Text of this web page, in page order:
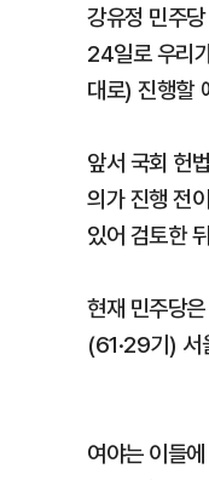
강유정 민주
24일로 우리
대로) 진행할
앞서 국회 헌
의가 진행 전
있어 검토한
현재 민주당
(61·29기) 서
여야는 이들